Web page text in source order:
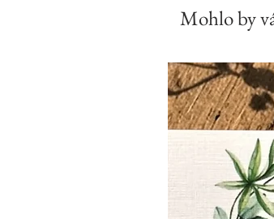
Mohlo by